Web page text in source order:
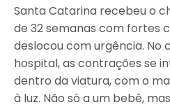
Santa Catarina recebeu o
de 32 semanas com fortes
deslocou com urgência. No
hospital, as contrações se
dentro da viatura, com o
à luz. Não só a um bebê,